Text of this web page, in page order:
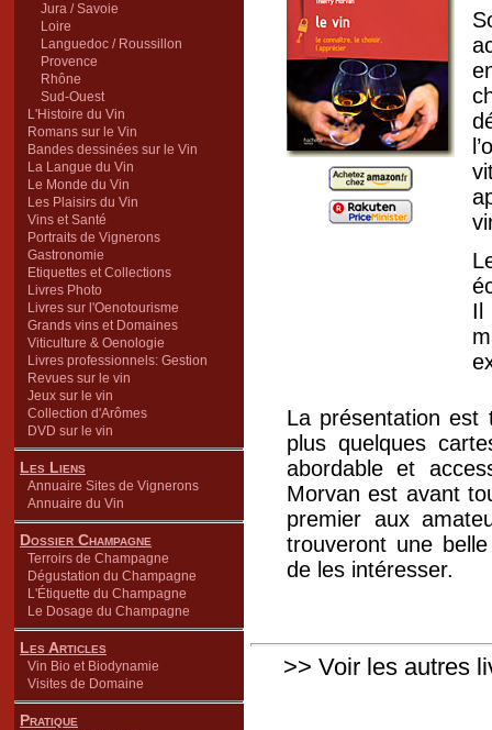
Jura / Savoie
Loire
Languedoc / Roussillon
Provence
Rhône
Sud-Ouest
L'Histoire du Vin
Romans sur le Vin
Bandes dessinées sur le Vin
La Langue du Vin
Le Monde du Vin
Les Plaisirs du Vin
Vins et Santé
Portraits de Vignerons
Gastronomie
Etiquettes et Collections
Livres Photo
Livres sur l'Oenotourisme
Grands vins et Domaines
Viticulture & Oenologie
Livres professionnels: Gestion
Revues sur le vin
Jeux sur le vin
Collection d'Arômes
DVD sur le vin
Les Liens
Annuaire Sites de Vignerons
Annuaire du Vin
Dossier Champagne
Terroirs de Champagne
Dégustation du Champagne
L'Étiquette du Champagne
Le Dosage du Champagne
Les Articles
Vin Bio et Biodynamie
Visites de Domaine
Pratique
Il
La présentation est
plus quelques
abordable et
Morvan est avant
premier aux
trouveront une
de les intéresser.
>> Voir les autres